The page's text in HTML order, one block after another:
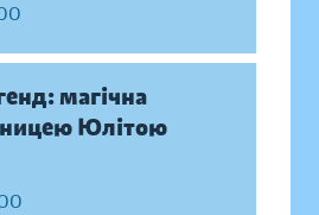
магічна
Юлітою